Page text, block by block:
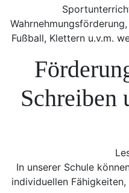
Fußball, Klettern u.v.m.
Schreiben
In unserer Schule
individuellen